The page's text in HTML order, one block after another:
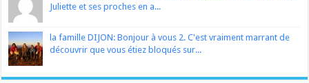
Juliette et ses proches en a...
la famille DIJON: Bonjour à vous 2. C'est vraiment marrant de
découvrir que vous étiez bloqués sur...